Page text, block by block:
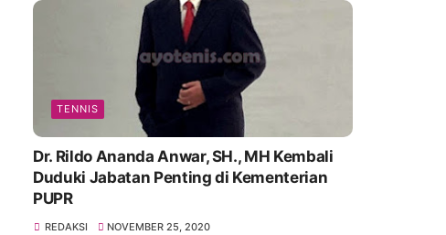
TENNIS
Dr. Rildo Ananda Anwar, SH., MH Kembali
Duduki Jabatan Penting di Kementerian
PUPR
REDAKSI NOVEMBER 25, 2020